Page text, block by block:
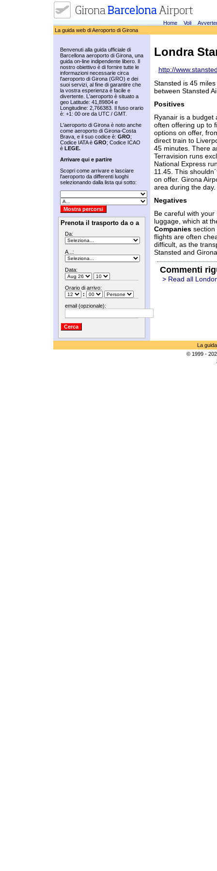
Home Voli
La guida web di Aeroporto di Girona
Benvenuti alla guida ufficiale di
Barcellona aeroporto di Girona, una
guida on-line indipendente libero. Il
nostro obiettivo è di fornire tutte le
informazioni necessarie circa
l'aeroporto di Girona (GRO) e dei
suoi servizi, al fine di garantire che
la vostra esperienza è facile e
divertente. L'aeroporto è situato a
geo Latitude: 41,89804 e
Longitudine: 2,766383. Il fuso orario
è: +1: 00 ore da UTC / GMT.
L'aeroporto di Girona è noto anche
come aeroporto di Girona-Costa
Brava, e il suo codice è: GRO;
Codice IATA è GRO; Codice ICAO
è LEGE.
Arrivare qui e partire
Scopri come arrivare e lasciare
l'aeroporto da differenti luoghi
selezionando dalla lista qui sotto:
Prenota il trasporto da o a
Da:
A...:
Data:
Orario di arrivo:
:
email (opzionale):
Londra
http://
Stansted is 45
between Stansted
Positives
Ryanair is a budget
often offering up to
options on offer,
direct train to
45 minutes. There
Terravision runs
National Express
11.45. This
on offer. Girona
area during the day.
Negatives
Be careful with
luggage, which at
Companies section
flights are often
difficult, as the
Stansted and
Commenti
> Read all
La
© 1999 -